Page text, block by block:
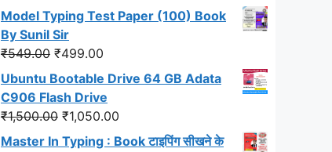
price
was:
₹299.00.
price
₹191.00.
Model Typing Test Paper (100) Book
By Sunil Sir
₹549.00 Original
price
was:
₹549.00.
₹499.00
price
₹499.00.
Ubuntu Bootable Drive 64 GB Adata
C906 Flash Drive
₹1,500.00 Original
price
₹1,050.00
price
Master In Typing : Book टाइपिंग सीखने के